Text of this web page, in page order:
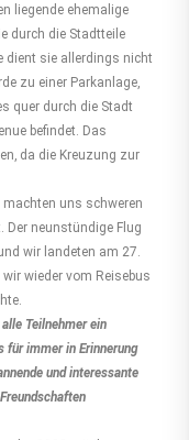
liegende ehemalige
durch die Stadtteile
dient sie allerdings nicht
zu einer Parkanlage,
quer durch die Stadt
befindet. Das
da die Kreuzung zur
uns schweren
Der neunstündige Flug
wir landeten am 27.
wieder vom Reisebus
Teilnehmer ein
für immer in Erinnerung
und interessante